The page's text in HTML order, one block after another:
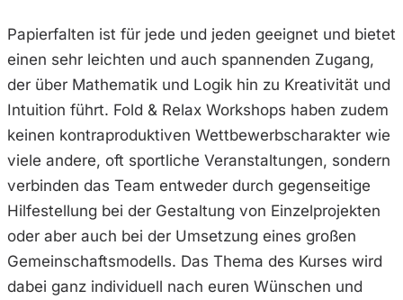
Papierfalten ist für jede und jeden geeignet und bietet
einen sehr leichten und auch spannenden Zugang,
der über Mathematik und Logik hin zu Kreativität und
Intuition führt. Fold & Relax Workshops haben zudem
keinen kontraproduktiven Wettbewerbscharakter wie
viele andere, oft sportliche Veranstaltungen, sondern
verbinden das Team entweder durch gegenseitige
Hilfestellung bei der Gestaltung von Einzelprojekten
oder aber auch bei der Umsetzung eines großen
Gemeinschaftsmodells. Das Thema des Kurses wird
dabei ganz individuell nach euren Wünschen und